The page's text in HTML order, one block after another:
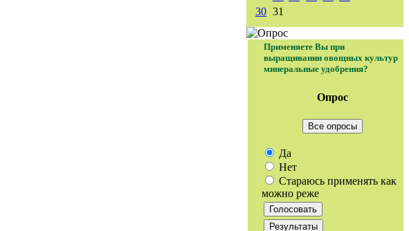
30 31
Применяете Вы при
выращивании овощных культур
минеральные удобрения?
Опрос
Все опросы
Да
Нет
Стараюсь применять как
можно реже